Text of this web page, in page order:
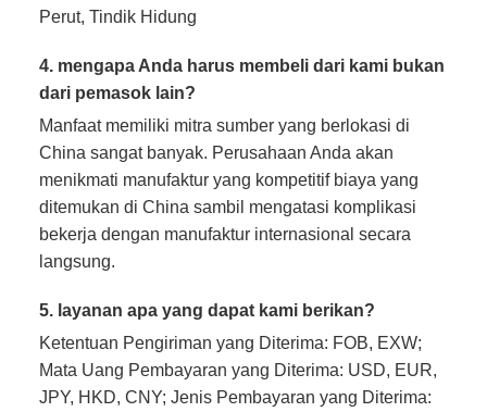
Perut, Tindik Hidung
4. mengapa Anda harus membeli dari kami bukan
dari pemasok lain?
Manfaat memiliki mitra sumber yang berlokasi di
China sangat banyak. Perusahaan Anda akan
menikmati manufaktur yang kompetitif biaya yang
ditemukan di China sambil mengatasi komplikasi
bekerja dengan manufaktur internasional secara
langsung.
5. layanan apa yang dapat kami berikan?
Ketentuan Pengiriman yang Diterima: FOB, EXW;
Mata Uang Pembayaran yang Diterima: USD, EUR,
JPY, HKD, CNY; Jenis Pembayaran yang Diterima: